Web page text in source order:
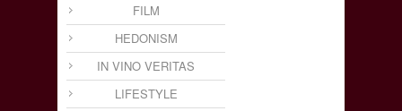
FILM
HEDONISM
IN VINO VERITAS
LIFESTYLE